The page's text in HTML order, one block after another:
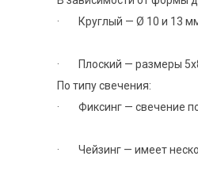
· Круглый — Ø 10 и 13
· Плоский — размеры 5x8
По типу свечения:
· Фиксинг — свечение
· Чейзинг — имеет